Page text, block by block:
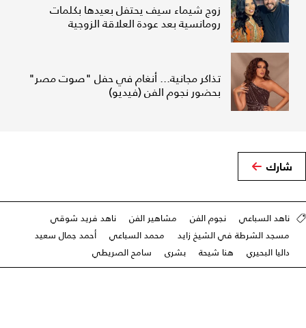
زوج شيماء سيف يحتفل بعيدها بكلمات
رومانسية بعد عودة العلاقة الزوجية
تذاكر مجانية... أنغام في حفل "صوت مصر"
بحضور نجوم الفن (فيديو)
شارك
ناهد السباعي نجوم الفن مشاهير الفن
ناهد فريد شوقي
مسجد الشرطة في الشيخ زايد
محمد السباعي
أحمد جمال سعيد
داليا البحيري
هنا شيحة بشرى سامح الصريطي